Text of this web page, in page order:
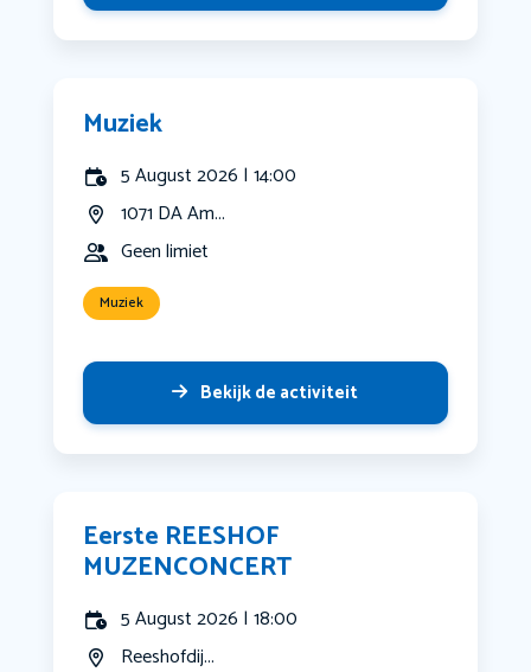
Muziek
5 August 2026 | 14:00
1071 DA Am...
Geen limiet
Muziek
Bekijk de activiteit
Eerste REESHOF
MUZENCONCERT
5 August 2026 | 18:00
Reeshofdij...